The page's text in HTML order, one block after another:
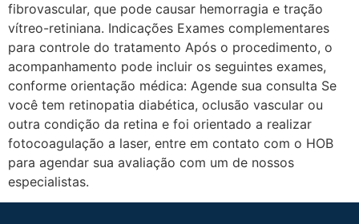
fibrovascular, que pode causar hemorragia e tração
vítreo-retiniana. Indicações Exames complementares
para controle do tratamento Após o procedimento, o
acompanhamento pode incluir os seguintes exames,
conforme orientação médica: Agende sua consulta Se
você tem retinopatia diabética, oclusão vascular ou
outra condição da retina e foi orientado a realizar
fotocoagulação a laser, entre em contato com o HOB
para agendar sua avaliação com um de nossos
especialistas.